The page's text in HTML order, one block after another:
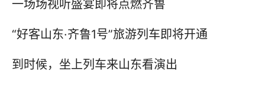
一场场视听盛宴即将点燃齐鲁
“好客山东·齐鲁1号”旅游列车即将开通
到时候，坐上列车来山东看演出